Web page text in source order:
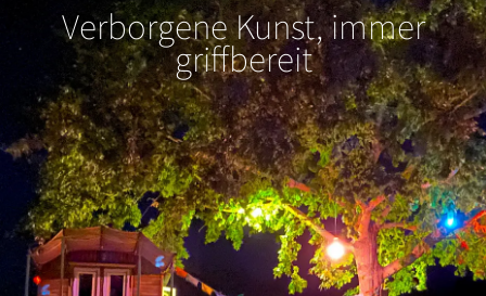
Verborgene Kunst, immer
griffbereit